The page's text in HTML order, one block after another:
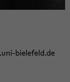
​bielefeld.de